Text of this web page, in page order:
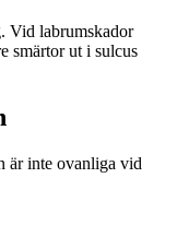
Vid labrumskador
smärtor ut i sulcus
är inte ovanliga vid